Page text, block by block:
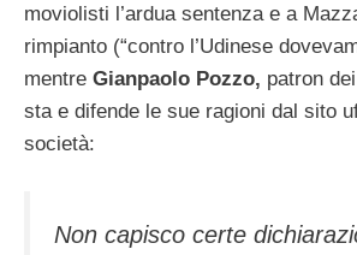
moviolisti l’ardua sentenza e a
rimpianto (“contro l’Udinese
mentre Gianpaolo Pozzo, patron
sta e difende le sue ragioni dal sito
società:
Non capisco certe